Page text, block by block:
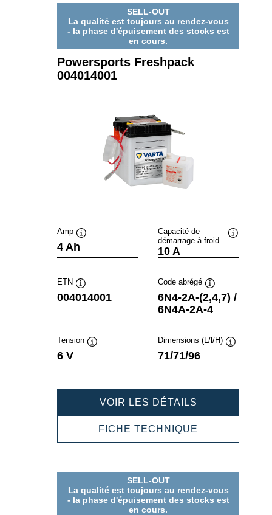
SELL-OUT
La qualité est toujours au rendez-vous
- la phase d'épuisement des stocks est
en cours.
Powersports Freshpack
004014001
Amp
4 Ah
Capacité de
démarrage à froid
10 A
ETN
Infobulle
004014001
Code abrégé
Infobulle
6N4-2A-(2,4,7) /
6N4A-2A-4
Tension
6 V
Dimensions (L/l/H)
71/71/96
VOIR LES DÉTAILS
004014001
FICHE TECHNIQUE
SELL-OUT
La qualité est toujours au rendez-vous
- la phase d'épuisement des stocks est
en cours.